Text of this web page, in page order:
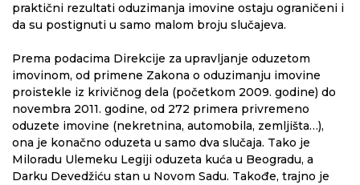
praktični rezultati oduzimanja imovine ostaju ograničeni i
da su postignuti u samo malom broju slučajeva.
Prema podacima Direkcije za upravljanje oduzetom
imovinom, od primene Zakona o oduzimanju imovine
proistekle iz krivičnog dela (početkom 2009. godine) do
novembra 2011. godine, od 272 primera privremeno
oduzete imovine (nekretnina, automobila, zemljišta…),
ona je konačno oduzeta u samo dva slučaja. Tako je
Miloradu Ulemeku Legiji oduzeta kuća u Beogradu, a
Darku Devedžiću stan u Novom Sadu. Takođe, trajno je